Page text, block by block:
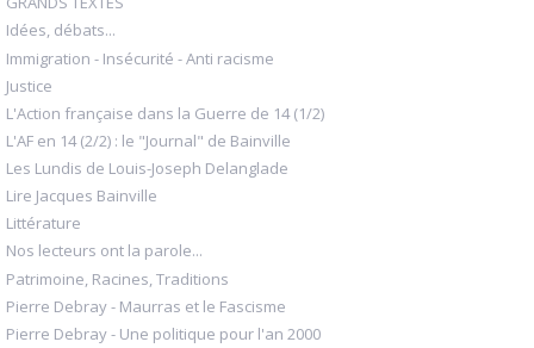
Idées, débats...
Immigration - Insécurité - Anti racisme
Justice
L'Action française dans la Guerre de 14 (1/2)
L'AF en 14 (2/2) : le "Journal" de Bainville
Les Lundis de Louis-Joseph Delanglade
Lire Jacques Bainville
Littérature
Nos lecteurs ont la parole...
Patrimoine, Racines, Traditions
Pierre Debray - Maurras et le Fascisme
Pierre Debray - Une politique pour l'an 2000